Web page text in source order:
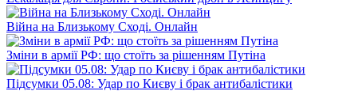
Війна на Близькому Сході. Онлайн
Зміни в армії РФ: що стоїть за рішенням Путіна
Підсумки 05.08: Удар по Києву і брак антибалістики